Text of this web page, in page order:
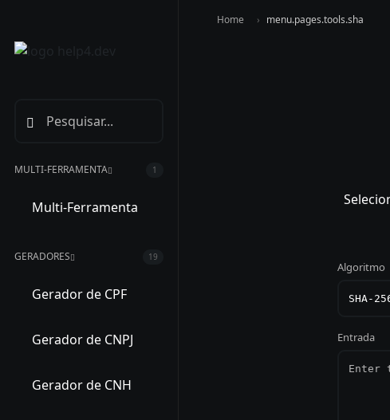
MULTI-FERRAMENTA 1
Multi-Ferramenta
GERADORES 19
Gerador de CPF
Gerador de CNPJ
Gerador de CNH
Home menu.pages.tools.sha
Algoritmo
Entrada